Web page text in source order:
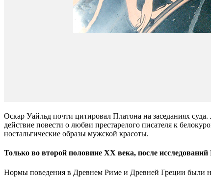
Оскар Уайльд почти цитировал Платона на заседаниях
действие повести о любви престарелого писателя к
ностальгические образы мужской красоты.
Только во второй половине XX века, после
Нормы поведения в Древнем Риме и Древней Греции были